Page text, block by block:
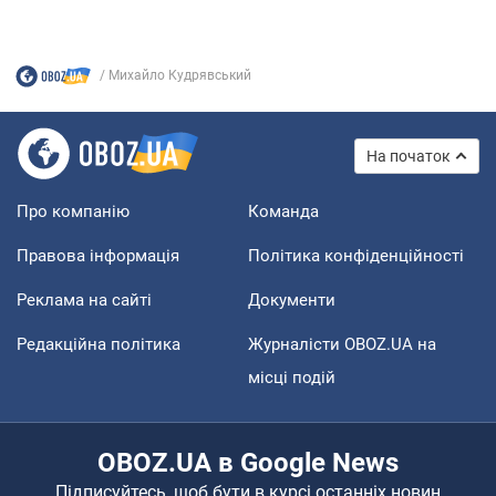
Михайло Кудрявський
На початок
Про компанію Команда
Правова інформація Політика конфіденційності
Реклама на сайті Документи
Редакційна політика
Журналісти OBOZ.UA на
місці подій
OBOZ.UA в Google News